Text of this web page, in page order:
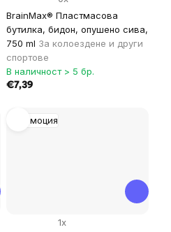
BrainMax® Пластмасова
бутилка, бидон, опушено сива,
750 ml За колоездене и други
спортове
В наличност > 5 бр.
€7,39
Промоция
1x